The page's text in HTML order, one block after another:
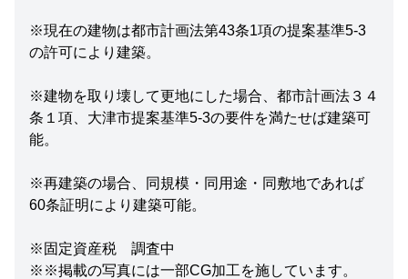
※現在の建物は都市計画法第43条1項の提案基準5-3
の許可により建築。
※建物を取り壊して更地にした場合、都市計画法３４
条１項、大津市提案基準5-3の要件を満たせば建築可
能。
※再建築の場合、同規模・同用途・同敷地であれば
60条証明により建築可能。
※固定資産税 調査中
※※掲載の写真には一部CG加工を施しています。